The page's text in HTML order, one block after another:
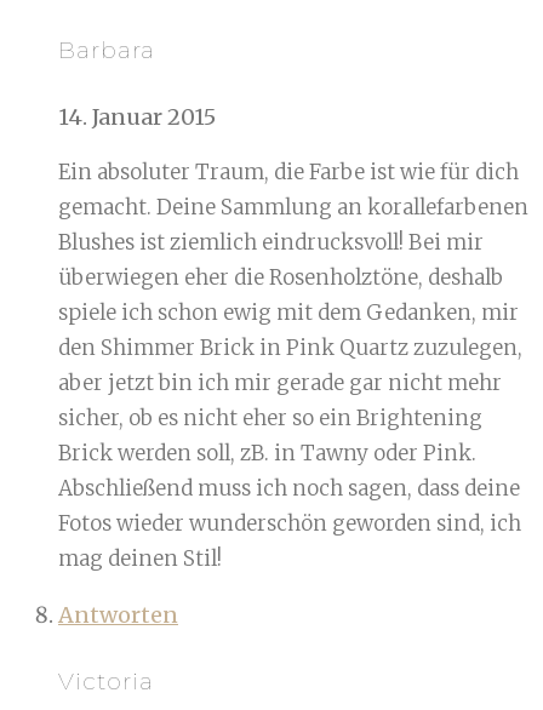
Barbara
14. Januar 2015
Ein absoluter Traum, die Farbe ist wie für dich
gemacht. Deine Sammlung an korallefarbenen
Blushes ist ziemlich eindrucksvoll! Bei mir
überwiegen eher die Rosenholztöne, deshalb
spiele ich schon ewig mit dem Gedanken, mir
den Shimmer Brick in Pink Quartz zuzulegen,
aber jetzt bin ich mir gerade gar nicht mehr
sicher, ob es nicht eher so ein Brightening
Brick werden soll, zB. in Tawny oder Pink.
Abschließend muss ich noch sagen, dass deine
Fotos wieder wunderschön geworden sind, ich
mag deinen Stil!
Antworten
Victoria